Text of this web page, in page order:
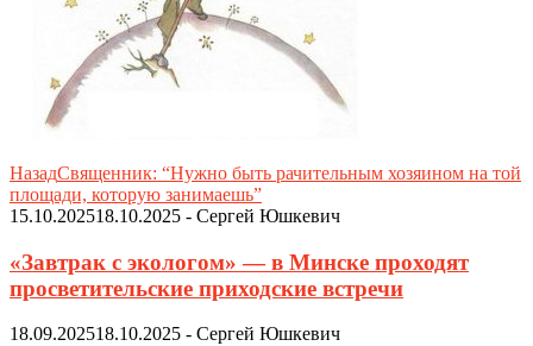
НазадСвященник: “Нужно быть рачительным хозяином на той
площади, которую занимаешь”
15.10.202518.10.2025 - Сергей Юшкевич
«Завтрак с экологом» — в Минске проходят
просветительские приходские встречи
18.09.202518.10.2025 - Сергей Юшкевич